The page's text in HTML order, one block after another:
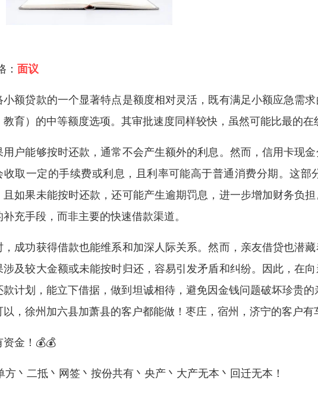
： 面议
小额贷款的一个显著特点是额度相对灵活，既有满足小额应急需
教育）的中等额度选项。其审批速度同样较快，虽然可能比最的
用户能够按时还款，通常不会产生额外的利息。然而，信用卡现
收取一定的手续费或利息，且利率可能高于普通消费分期。这
且如果未能按时还款，还可能产生逾期罚息，进一步增加财务负
补充手段，而非主要的快速借款渠道。
，成功获得借款也能维系和加深人际关系。然而，亲友借贷也潜
涉及较大金额或未能按时归还，容易引发矛盾和纠纷。因此，在
款计划，能立下借据，做到坦诚相待，避免因金钱问题破坏珍贵
以，徐州加六县加萧县的客户都能做！枣庄，宿州，济宁的客户有
资金！💰💰
方丶二抵丶网签丶按份共有丶央产丶大产无本丶回迁无本！